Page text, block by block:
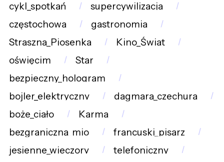
cykl_spotkań
supercywilizacja
częstochowa
gastronomia
Straszna_Piosenka
Kino_Świat
oświęcim
Star
bezpieczny_hologram
bojler_elektryczny
dagmara_czechura
boże_ciało
Karma
bezgraniczna_mio
francuski_pisarz
jesienne_wieczory
telefoniczny